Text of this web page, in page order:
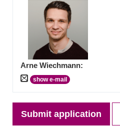
Arne Wiechmann:
show e-mail
Submit application